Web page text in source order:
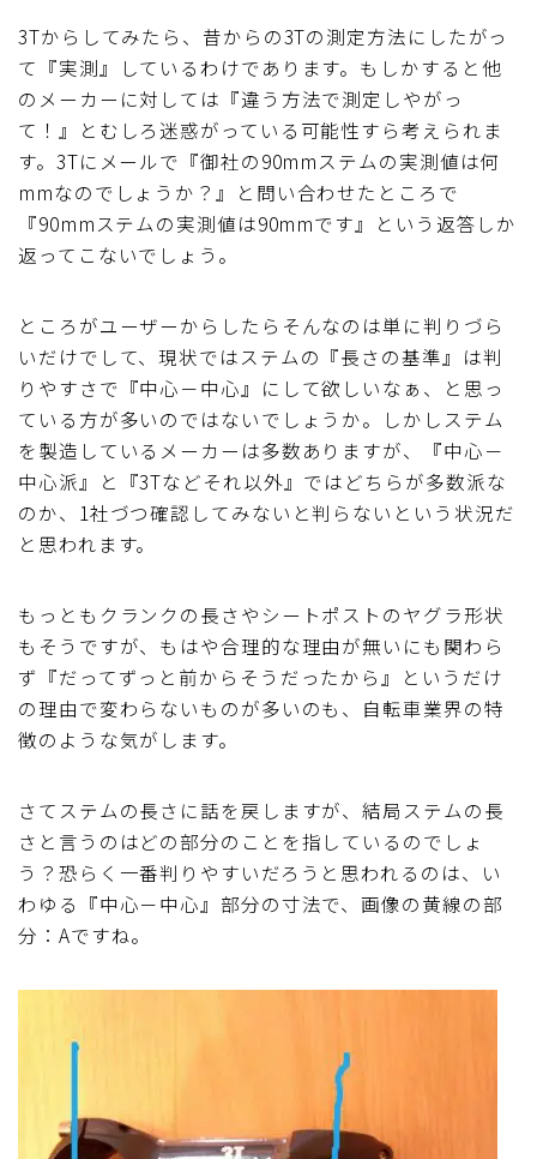
ブルべレポート2012
3Tからしてみたら、昔からの3Tの測定方法にしたがっ
て『実測』しているわけであります。もしかすると他
のメーカーに対しては『違う方法で測定しやがっ
て！』とむしろ迷惑がっている可能性すら考えられま
す。3Tにメールで『御社の90mmステムの実測値は何
mmなのでしょうか？』と問い合わせたところで
『90mmステムの実測値は90mmです』という返答しか
返ってこないでしょう。
ところがユーザーからしたらそんなのは単に判りづら
いだけでして、現状ではステムの『長さの基準』は判
りやすさで『中心－中心』にして欲しいなぁ、と思っ
ている方が多いのではないでしょうか。しかしステム
を製造しているメーカーは多数ありますが、『中心－
中心派』と『3Tなどそれ以外』ではどちらが多数派な
のか、1社づつ確認してみないと判らないという状況だ
と思われます。
もっともクランクの長さやシートポストのヤグラ形状
もそうですが、もはや合理的な理由が無いにも関わら
ず『だってずっと前からそうだったから』というだけ
の理由で変わらないものが多いのも、自転車業界の特
徴のような気がします。
さてステムの長さに話を戻しますが、結局ステムの長
さと言うのはどの部分のことを指しているのでしょ
う？恐らく一番判りやすいだろうと思われるのは、い
わゆる『中心－中心』部分の寸法で、画像の黄線の部
分：Aですね。